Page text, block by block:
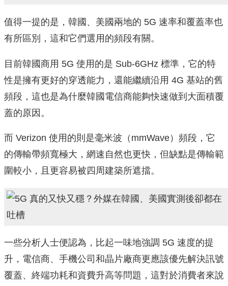
值得一提的是，韓國、美國兩地的 5G 速率和覆蓋率也
有所區別，這和它們選用的頻段有關。
目前韓國商用 5G 使用的是 Sub-6GHz 標準，它的特
性是擁有更好的穿透能力，還能繼續沿用 4G 基站的舊
頻段，這也是為什麼韓國電信商能夠快速做到大面積覆
蓋的原因。
而 Verizon 使用的則是毫米波（mmWave）頻段，它
的傳輸帶頻寬極大，網速自然也更快，但缺點是傳輸範
圍較小，且更容易被四周建築所遮擋。
一些分析人士便認為，比起一味地強調 5G 速度的提
升，電信商、手機公司和晶片廠商更應該優先解決訊號
覆蓋、終端功耗和資費升高等問題，這對於消費者來說